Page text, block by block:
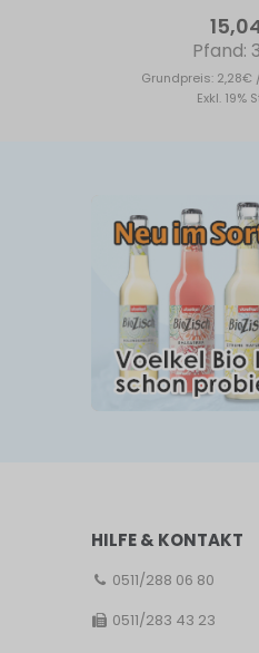
Grundpreis: 2,28€
Exkl. 19%
HILFE & KONTAKT
0511/288 06 80
0511/283 43 23